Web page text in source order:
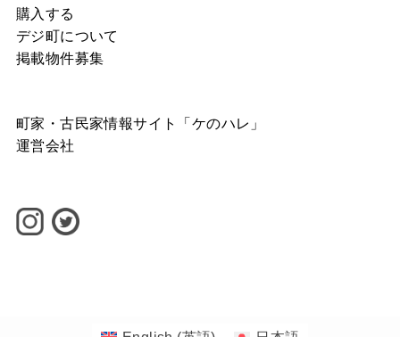
購入する
デジ町について
掲載物件募集
町家・古民家情報サイト「ケのハレ」
運営会社